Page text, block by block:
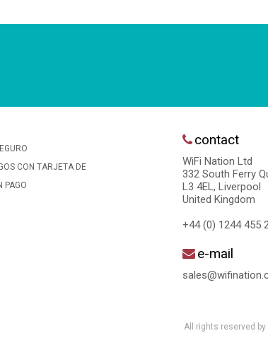
CON TARJETA DE
PAGO
contact
WiFi Nation Ltd
332 South Ferry
L3 4EL, Liverpool
United Kingdom
+44 (0) 1244 455
e-mail
All rights reserved by